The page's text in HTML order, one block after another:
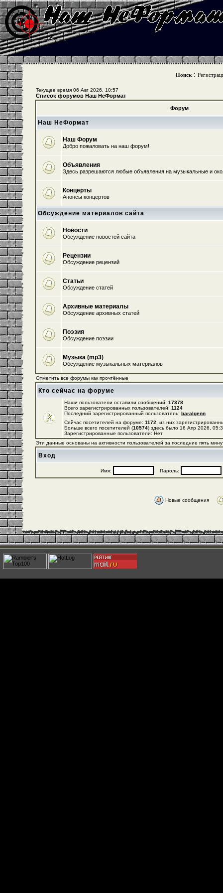
Поиск :
Текущее время 06 Авг 2026, 10:57
Список форумов Наш НеФормат
Форум
Наш НеФормат
Наш Форум
Добро пожаловать на наш форум!
Объявления
Здесь разрешаются любые объявления на музыкальные и
Концерты
Анонсы концертов
Обсуждение материалов сайта
Новости
Обсуждение новостей сайта
Рецензии
Обсуждение рецензий
Статьи
Обсуждение статей
Архивные материалы
Обсуждение архивных статей
Поэзия
Обсуждение поэзии
Музыка (mp3)
Обсуждение музыкальных материалов
Отметить все форумы как прочтённые
Кто сейчас на форуме
Наши пользователи оставили сообщений: 17378
Всего зарегистрированных пользователей: 1124
Последний зарегистрированный пользователь: baralgenn
Сейчас посетителей на форуме: 1172 , из них
Больше всего посетителей (10574) здесь было 16 Апр 2026,
Зарегистрированные пользователи: Нет
Эти данные основаны на активности пользователей за последние пять
Вход
Имя: Пароль:
Новые сообщения